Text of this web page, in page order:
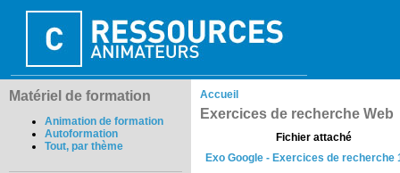
Matériel de formation
Animation de formation
Autoformation
Tout, par thème
Accueil
Exercices de recherche Web
Fichier attaché
Exo Google - Exercices de recherche